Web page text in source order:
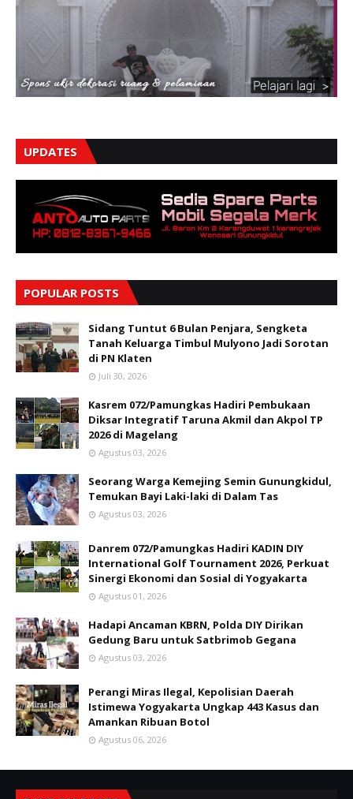
UPDATES
POPULAR POSTS
Sidang Tuntut 6 Bulan Penjara, Sengketa
Tanah Keluarga Timbul Mulyono Jadi Sorotan
di PN Klaten
Juli 30, 2026
Kasrem 072/Pamungkas Hadiri Pembukaan
Diksar Integratif Taruna Akmil dan Akpol TP
2026 di Magelang
Agustus 03, 2026
Seorang Warga Kemejing Semin Gunungkidul,
Temukan Bayi Laki-laki di Dalam Tas
Agustus 03, 2026
Danrem 072/Pamungkas Hadiri KADIN DIY
International Golf Tournament 2026, Perkuat
Sinergi Ekonomi dan Sosial di Yogyakarta
Agustus 01, 2026
Hadapi Ancaman KBRN, Polda DIY Dirikan
Gedung Baru untuk Satbrimob Gegana
Agustus 03, 2026
Perangi Miras Ilegal, Kepolisian Daerah
Istimewa Yogyakarta Ungkap 443 Kasus dan
Amankan Ribuan Botol
Agustus 06, 2026